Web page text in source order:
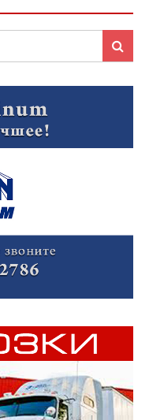
Search